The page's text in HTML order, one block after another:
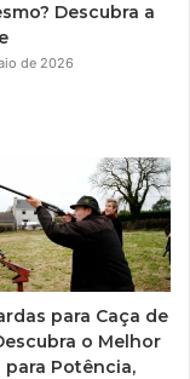
Descubra a
de 2026
para Caça de
o Melhor
para Potência,